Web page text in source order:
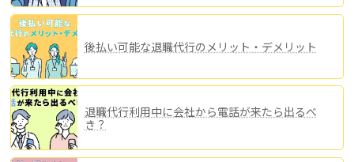
後払い可能な退職代行のメリット・デメリット
退職代行利用中に会社から電話が来たら出るべ
き？